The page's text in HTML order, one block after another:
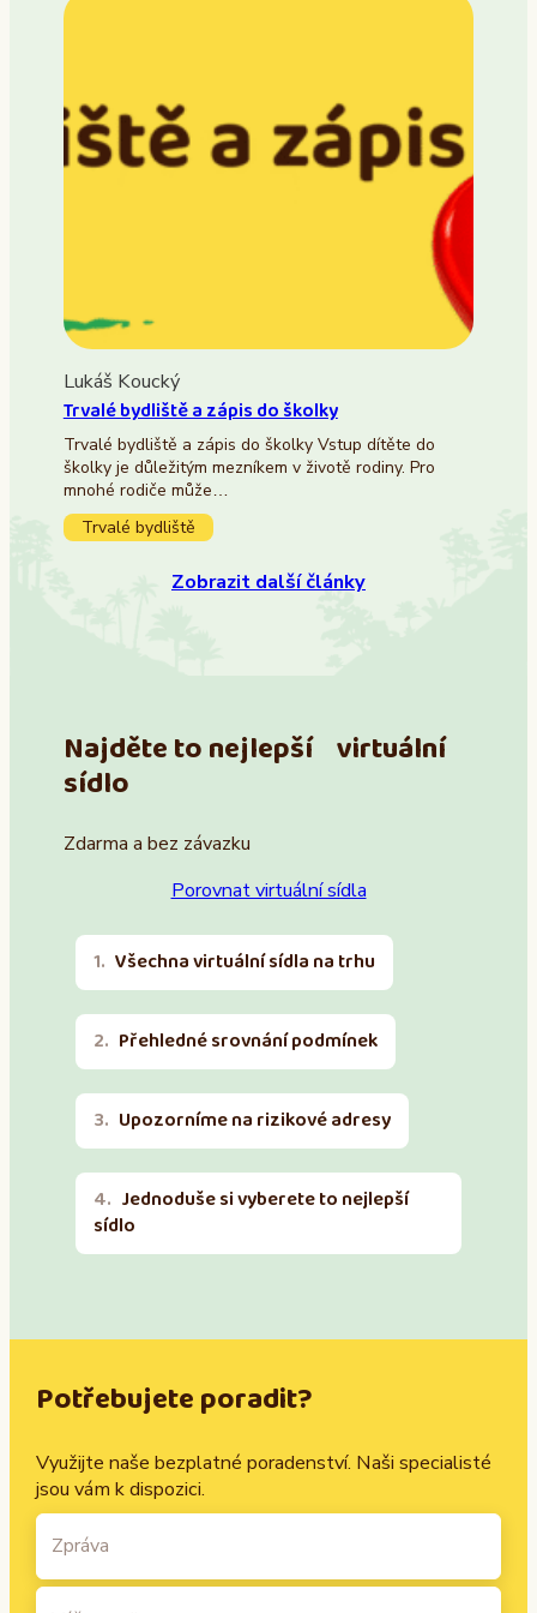
Lukáš Koucký
Trvalé bydliště a zápis do školky
Trvalé bydliště a zápis do školky Vstup dítěte do
školky je důležitým mezníkem v životě rodiny. Pro
mnohé rodiče může…
Trvalé bydliště
Zobrazit další články
Najděte to nejlepší virtuální
sídlo
Zdarma a bez závazku
Porovnat virtuální sídla
Všechna virtuální sídla na trhu
Přehledné srovnání podmínek
Upozorníme na rizikové adresy
Jednoduše si vyberete to nejlepší
sídlo
Potřebujete poradit?
Využijte naše bezplatné poradenství. Naši specialisté
jsou vám k dispozici.